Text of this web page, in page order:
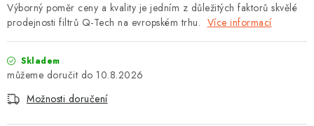
Doprava a platba
Obchodní podmínky
Podmínky ochrany osobních údajů
Návody na montáž
Výborný poměr ceny a kvality je jedním z důležitých faktorů skvělé
prodejnosti filtrů Q-Tech na evropském trhu. Více informací
Skladem
10.8.2026
Možnosti doručení